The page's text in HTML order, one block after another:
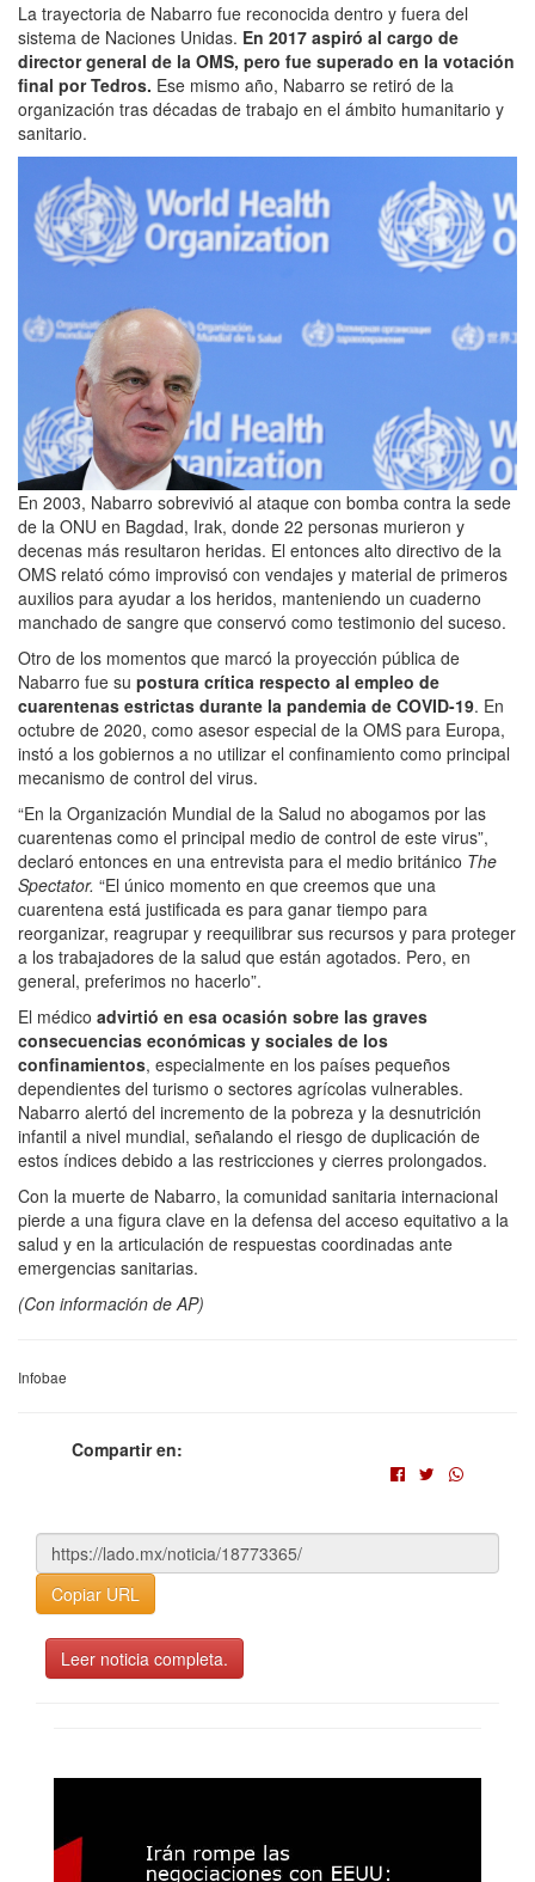
La trayectoria de Nabarro fue reconocida dentro y fuera del
sistema de Naciones Unidas. En 2017 aspiró al cargo de
director general de la OMS, pero fue superado en la votación
final por Tedros. Ese mismo año, Nabarro se retiró de la
organización tras décadas de trabajo en el ámbito humanitario y
sanitario.
En 2003, Nabarro sobrevivió al ataque con bomba contra la sede
de la ONU en Bagdad, Irak, donde 22 personas murieron y
decenas más resultaron heridas. El entonces alto directivo de la
OMS relató cómo improvisó con vendajes y material de primeros
auxilios para ayudar a los heridos, manteniendo un cuaderno
manchado de sangre que conservó como testimonio del suceso.
Otro de los momentos que marcó la proyección pública de
Nabarro fue su postura crítica respecto al empleo de
cuarentenas estrictas durante la pandemia de COVID-19. En
octubre de 2020, como asesor especial de la OMS para Europa,
instó a los gobiernos a no utilizar el confinamiento como principal
mecanismo de control del virus.
“En la Organización Mundial de la Salud no abogamos por las
cuarentenas como el principal medio de control de este virus”,
declaró entonces en una entrevista para el medio británico The
Spectator. “El único momento en que creemos que una
cuarentena está justificada es para ganar tiempo para
reorganizar, reagrupar y reequilibrar sus recursos y para proteger
a los trabajadores de la salud que están agotados. Pero, en
general, preferimos no hacerlo”.
El médico advirtió en esa ocasión sobre las graves
consecuencias económicas y sociales de los
confinamientos, especialmente en los países pequeños
dependientes del turismo o sectores agrícolas vulnerables.
Nabarro alertó del incremento de la pobreza y la desnutrición
infantil a nivel mundial, señalando el riesgo de duplicación de
estos índices debido a las restricciones y cierres prolongados.
Con la muerte de Nabarro, la comunidad sanitaria internacional
pierde a una figura clave en la defensa del acceso equitativo a la
salud y en la articulación de respuestas coordinadas ante
emergencias sanitarias.
(Con información de AP)
Infobae
Compartir en:
Copiar URL
Leer noticia completa.